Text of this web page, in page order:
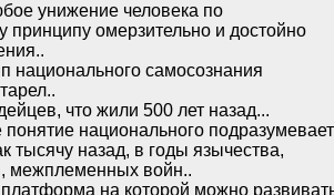
унижение человека по
принципу омерзительно и достойно
национального самосознания
что жили 500 лет назад...
национального подразумевает
тысячу назад, в годы язычества,
межплеменных войн..
на которой можно